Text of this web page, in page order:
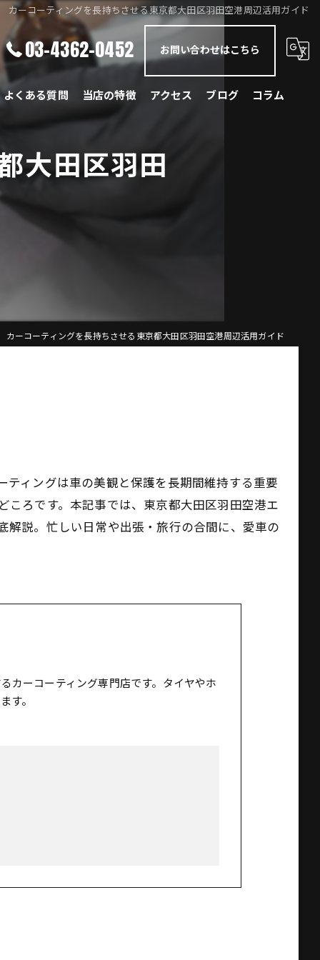
カーコーティングを長持ちさせる東京都大田区羽田空港周辺活用ガイド
03-4362-0452 お問い合わせはこちら
よくある質問 当店の特徴
BMW
アクセス ブログ コラム
大田区羽田
カーコーティングを長持ちさせる東京都大田区羽田空港周辺活用ガイド
ィングは車の美観と保護を長期間維持する重要
ころです。本記事では、東京都大田区羽田空港エ
解説。忙しい日常や出張・旅行の合間に、愛車の
カーコーティング専門店です。タイヤやホ
す。